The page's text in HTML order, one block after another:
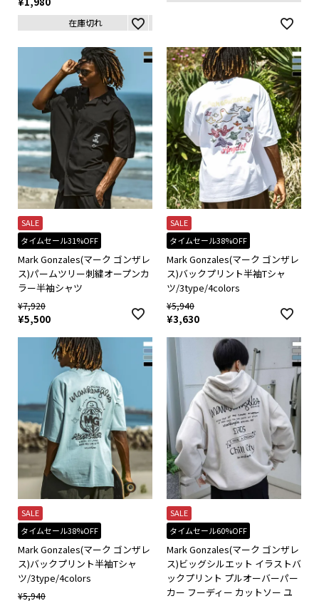
在庫切れ
SALE
タイムセール31%OFF
Mark Gonzales(マーク ゴンザレ
ス)パームツリー刺繍オープンカ
ラー半袖シャツ
¥7,920
¥5,500
SALE
タイムセール38%OFF
Mark Gonzales(マーク ゴンザレ
ス)バックプリント半袖Tシャ
ツ/3type/4colors
¥5,940
¥3,630
SALE
タイムセール38%OFF
Mark Gonzales(マーク ゴンザレ
ス)バックプリント半袖Tシャ
ツ/3type/4colors
¥5,940
SALE
タイムセール60%OFF
Mark Gonzales(マーク ゴンザレ
ス)ビッグシルエット イラストバ
ックプリント プルオーバーパー
カー フーディー カットソー ユ